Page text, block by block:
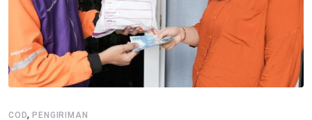
COD,PENGIRIMAN